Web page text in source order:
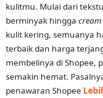
kulitmu. Mulai dari
berminyak hingga cream
kulit kering, semuanya
terbaik dan harga
membelinya di Shopee,
semakin hemat.
penawaran Shopee